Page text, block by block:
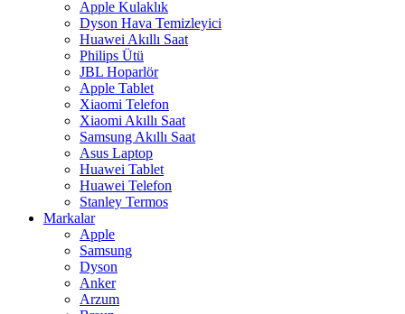
Apple Kulaklık
Dyson Hava Temizleyici
Huawei Akıllı Saat
Philips Ütü
JBL Hoparlör
Apple Tablet
Xiaomi Telefon
Xiaomi Akıllı Saat
Samsung Akıllı Saat
Asus Laptop
Huawei Tablet
Huawei Telefon
Stanley Termos
Markalar
Apple
Samsung
Dyson
Anker
Arzum